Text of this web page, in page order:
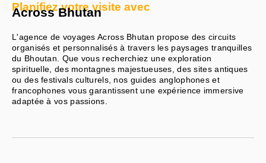
Planifiez votre visite avec
Across Bhutan
L'agence de voyages Across Bhutan propose des circuits
organisés et personnalisés à travers les paysages tranquilles
du Bhoutan. Que vous recherchiez une exploration
spirituelle, des montagnes majestueuses, des sites antiques
ou des festivals culturels, nos guides anglophones et
francophones vous garantissent une expérience immersive
adaptée à vos passions.